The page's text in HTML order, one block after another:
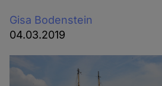
Gisa Bodenstein
04.03.2019